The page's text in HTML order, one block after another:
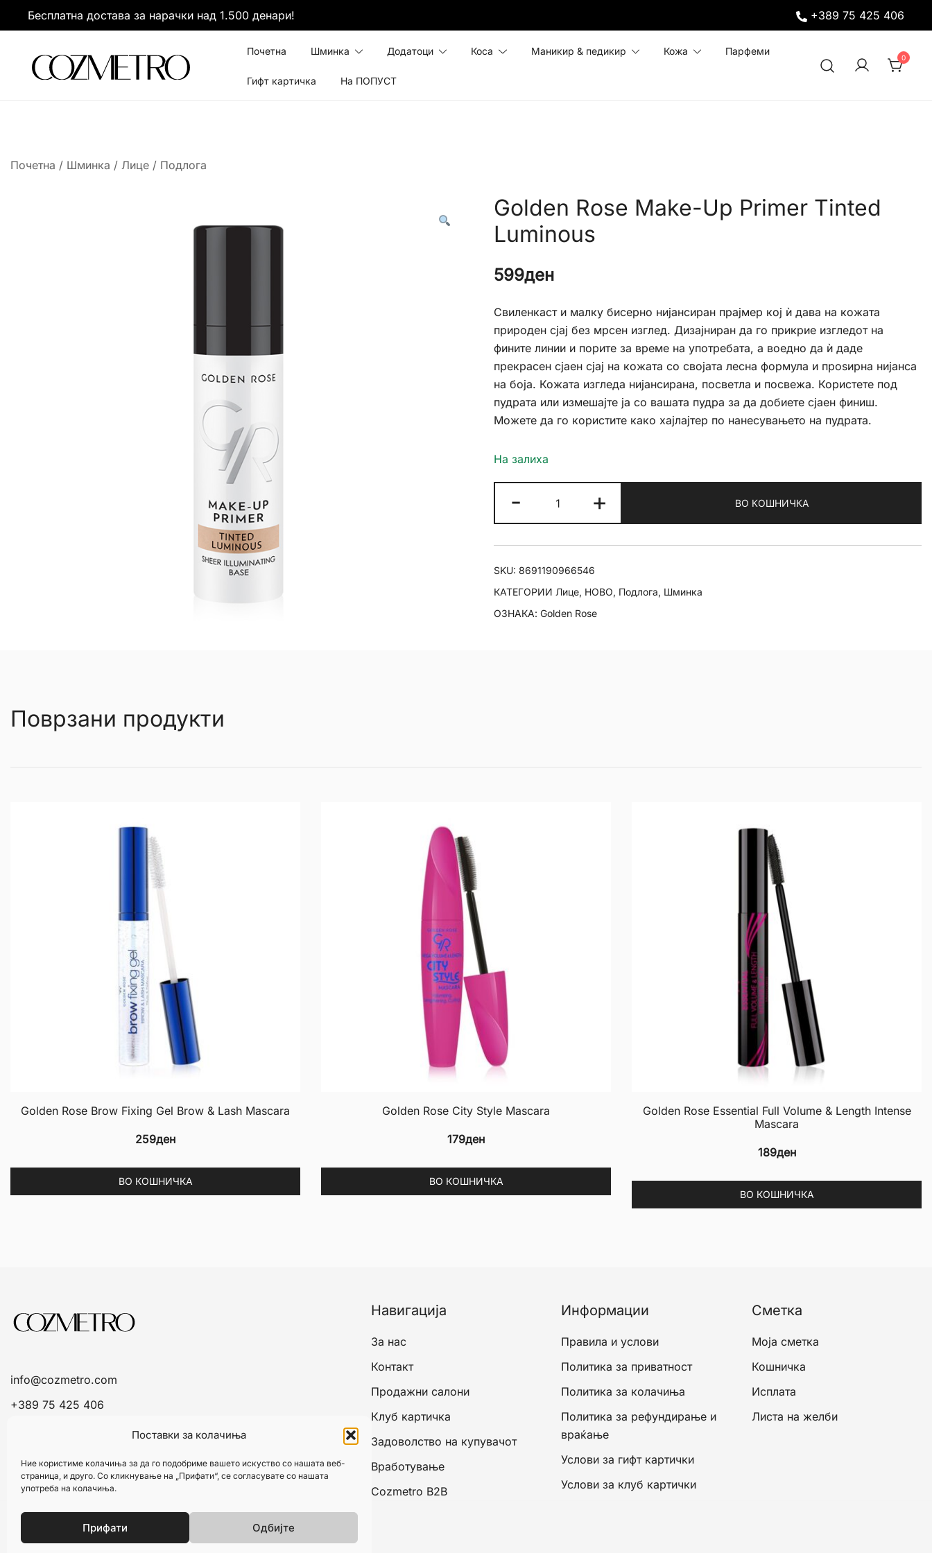
Поставки за колачиња
Ние користиме колачиња за да го подобриме вашето искуство со нашата веб-
страница, и друго. Со кликнување на „Прифати“, се согласувате со нашата
употреба на колачиња.
Прифати Одбијте
Бесплатна достава за нарачки над 1.500 денари! +389 75 425 406
Почетна Шминка Додатоци Коса Маникир & педикир Кожа Парфеми
Гифт картичка На ПОПУСТ
0
Почетна / Шминка / Лице / Подлога
Golden Rose Make-Up Primer Tinted
Luminous
599ден
Свиленкаст и малку бисерно нијансиран прајмер кој ѝ дава на кожата
природен сјај без мрсен изглед. Дизајниран да го прикрие изгледот на
фините линии и порите за време на употребата, а воедно да ѝ даде
прекрасен сјаен сјај на кожата со својата лесна формула и проѕирна нијанса
на боја. Кожата изгледа нијансирана, посветла и посвежа. Користете под
пудрата или измешајте ја со вашата пудра за да добиете сјаен финиш.
Можете да го користите како хајлајтер по нанесувањето на пудрата.
На залиха
-
Rose
Make-
Up
Primer
Luminous
количина
+ ВО КОШНИЧКА
SKU: 8691190966546
КАТЕГОРИИ Лице, НОВО, Подлога, Шминка
ОЗНАКА: Golden Rose
Поврзани продукти
Golden Rose Brow Fixing Gel Brow & Lash Mascara
259ден
ВО КОШНИЧКА
Golden Rose City Style Mascara
179ден
ВО КОШНИЧКА
Golden Rose Essential Full Volume & Length Intense
Mascara
189ден
ВО КОШНИЧКА
info@cozmetro.com
+389 75 425 406
Навигација
За нас
Контакт
Продажни салони
Клуб картичка
Задоволство на купувачот
Вработување
Cozmetro B2B
Информации
Правила и услови
Политика за приватност
Политика за колачиња
Политика за рефундирање и
враќање
Услови за гифт картички
Услови за клуб картички
Сметка
Моја сметка
Кошничка
Исплата
Листа на желби
© 2026 Cozmetro. Изработено одRefine.mk